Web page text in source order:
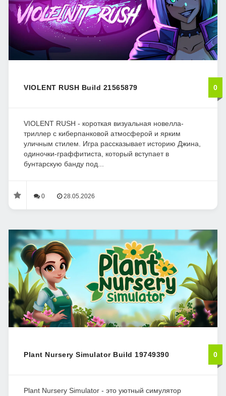
VIOLENT RUSH Build 21565879 0
VIOLENT RUSH - короткая визуальная новелла-
триллер с киберпанковой атмосферой и ярким
уличным стилем. Игра рассказывает историю Джина,
одиночки-граффитиста, который вступает в
бунтарскую банду под...
0 28.05.2026
Plant Nursery Simulator Build 19749390 0
Plant Nursery Simulator - это уютный симулятор